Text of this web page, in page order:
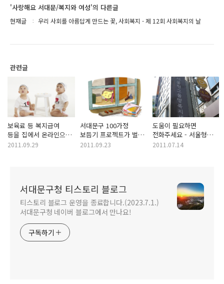
'사랑해요 서대문/복지와 여성'의 다른글
현재글 우리 사회를 아름답게 만드는 꽃, 사회복지 - 제 12회 사회복지의 날
관련글
보육료 등 복지급여
등을 집에서 온라인으로
신청하세요!
2011.09.29
서대문구 100가정
보듬기 프로젝트가 벌써
3/4 달성이라는 성과를
2011.09.23
도움이 필요하면
전화주세요 - 서울형
그물망 복지센터
2011.07.14
서대문구청 티스토리 블로그
티스토리 블로그 운영을 종료합니다.(2023.7.1.)
서대문구청 네이버 블로그에서 만나요!
구독하기